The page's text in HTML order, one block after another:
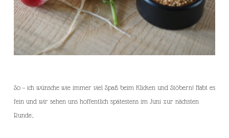
So – ich wünsche wie immer viel Spaß beim Klicken und Stöbern! Habt es
fein und wir sehen uns hoffentlich spätestens im Juni zur nächsten
Runde,